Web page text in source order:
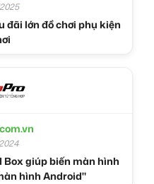
đãi lớn đồ chơi phụ kiện
Box giúp biến màn hình
hình Android"